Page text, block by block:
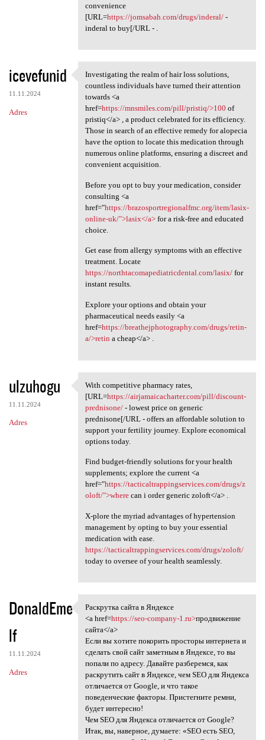
convenience
[URL=https://jomsabah.com/drugs/inderal/-
inderal to buy[/URL - .
icevefunid
11.11.2024
Adres
Investigating the realm of
Investigating the realm of hair loss solutions,
countless individuals have turned their attention
towards <a
href=https://mnsmiles.com/pill/pristiq/>100 of
pristiq</a> , a product celebrated for its efficiency.
Those in search of an effective remedy for alopecia
have the option to locate this medication through
numerous online platforms, ensuring a discreet and
convenient acquisition.
Before you opt to buy your medication, consider
consulting <a
href="https://brazosportregionalfmc.org/item/lasix-
online-uk/">lasix</a>for a risk-free and educated
choice.
Get ease from allergy symptoms with an effective
treatment. Locate
https://northtacomapediatricdental.com/lasix/for
instant results.
Explore your options and obtain your
pharmaceutical needs easily <a
href=https://breathejphotography.com/drugs/retin-
a/>retin a cheap</a> .
ulzuhogu
11.11.2024
Adres
With competitive pharmacy
With competitive pharmacy rates,
[URL=https://airjamaicacharter.com/pill/discount-
prednisone/- lowest price on generic
prednisone[/URL - offers an affordable solution to
support your fertility journey. Explore economical
options today.
Find budget-friendly solutions for your health
supplements; explore the current <a
href="https://tacticaltrappingservices.com/drugs/z
oloft/">wherecan i order generic zoloft</a> .
X-plore the myriad advantages of hypertension
management by opting to buy your essential
medication with ease.
https://tacticaltrappingservices.com/drugs/zoloft/
today to oversee of your health seamlessly.
DonaldEme
lf
11.11.2024
Adres
Раскрутка сайта в Яндексе
Раскрутка сайта в Яндексе
<a href=https://seo-company-1.ru>продвижение
сайта</a>
Если вы хотите покорить просторы интернета и
сделать свой сайт заметным в Яндексе, то вы
попали по адресу. Давайте разберемся, как
раскрутить сайт в Яндексе, чем SEO для Яндекса
отличается от Google, и что такое
поведенческие факторы. Пристегните ремни,
будет интересно!
Чем SEO для Яндекса отличается от Google?
Итак, вы, наверное, думаете: «SEO есть SEO,